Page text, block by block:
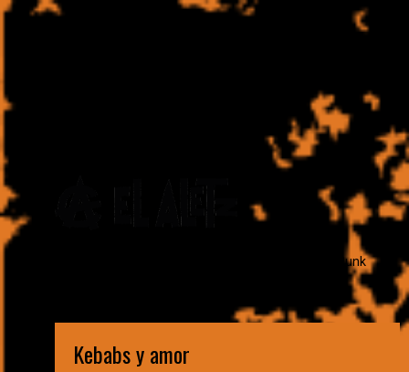
Escritor. Aprendiz de boxeador. Bellako onírico. Punk
Kebabs y amor